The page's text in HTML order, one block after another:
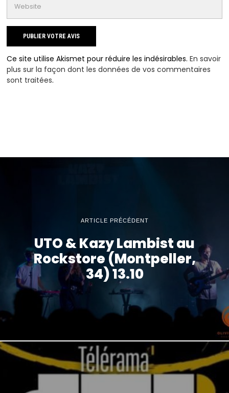
Ce site utilise Akismet pour réduire les indésirables.En savoir
plus sur la façon dont les données de vos commentaires
sont traitées.
ARTICLE PRÉCÉDENT
UTO & Kazy Lambist au
Rockstore (Montpeller,
34) 13.10